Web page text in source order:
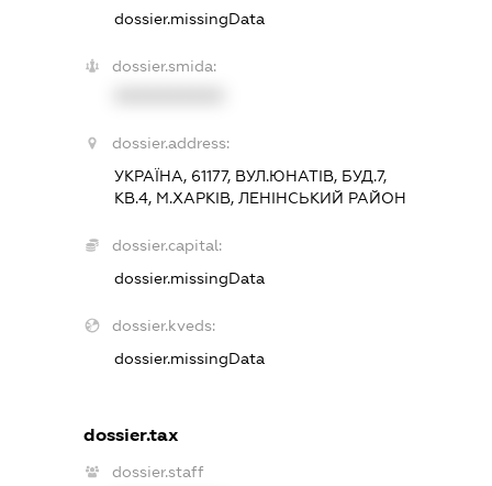
dossier.missingData
dossier.smida:
dossier.address:
УКРАЇНА, 61177, ВУЛ.ЮНАТІВ, БУД.7,
КВ.4, М.ХАРКІВ, ЛЕНІНСЬКИЙ РАЙОН
dossier.capital:
dossier.missingData
dossier.kveds:
dossier.missingData
dossier.tax
dossier.staff